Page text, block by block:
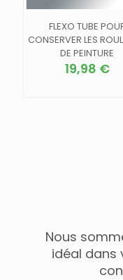
FLEXO TUBE
CONSERVER LES
DE PEINTURE
19,98 €
Nous
idéal dans